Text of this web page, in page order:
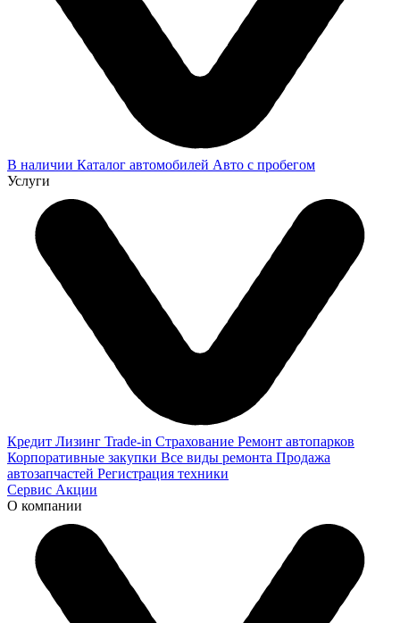
В наличии Каталог автомобилей Авто с пробегом
Услуги
Кредит Лизинг Trade-in Страхование Ремонт автопарков
Корпоративные закупки Все виды ремонта Продажа
автозапчастей Регистрация техники
Сервис Акции
О компании